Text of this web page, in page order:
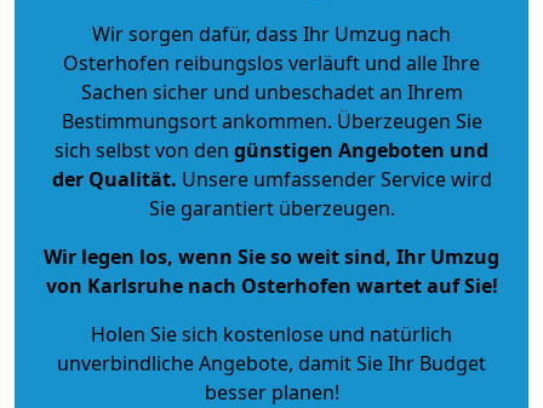
Wir sorgen dafür, dass Ihr Umzug nach
Osterhofen reibungslos verläuft und alle Ihre
Sachen sicher und unbeschadet an Ihrem
Bestimmungsort ankommen. Überzeugen Sie
sich selbst von den günstigen Angeboten und
der Qualität. Unsere umfassender Service wird
Sie garantiert überzeugen.
Wir legen los, wenn Sie so weit sind, Ihr Umzug
von Karlsruhe nach Osterhofen wartet auf Sie!
Holen Sie sich kostenlose und natürlich
unverbindliche Angebote, damit Sie Ihr Budget
besser planen!